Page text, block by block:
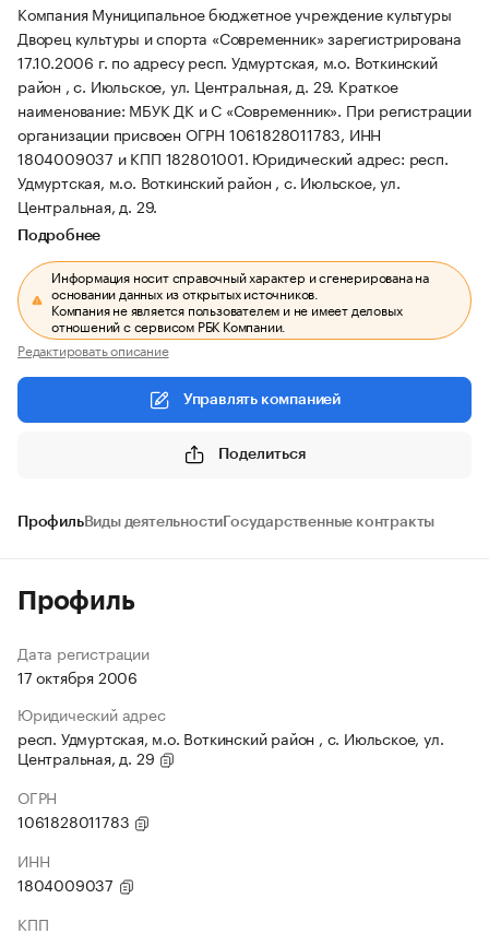
Компания Муниципальное бюджетное учреждение культуры
Дворец культуры и спорта «Современник» зарегистрирована
17.10.2006 г. по адресу респ. Удмуртская, м.о. Воткинский
район , с. Июльское, ул. Центральная, д. 29. Краткое
наименование: МБУК ДК и С «Современник». При регистрации
организации присвоен ОГРН 1061828011783, ИНН
1804009037 и КПП 182801001. Юридический адрес: респ.
Удмуртская, м.о. Воткинский район , с. Июльское, ул.
Центральная, д. 29.
Подробнее
Информация носит справочный характер и сгенерирована на
основании данных из открытых источников.
Компания не является пользователем и не имеет деловых
отношений с сервисом РБК Компании.
Редактировать описание
Управлять компанией
Поделиться
ПрофильВиды деятельности Государственные контракты
Профиль
Дата регистрации
17 октября 2006
Юридический адрес
респ. Удмуртская, м.о. Воткинский район , с. Июльское, ул.
Центральная, д. 29
ОГРН
1061828011783
ИНН
1804009037
КПП